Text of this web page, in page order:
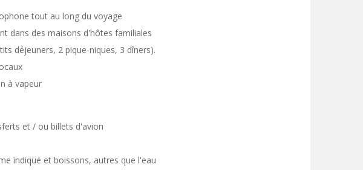
tout au long du voyage
dans des maisons d'hôtes familiales
déjeuners, 2 pique-niques, 3 dîners).
à vapeur
et / ou billets d'avion
indiqué et boissons, autres que l'eau